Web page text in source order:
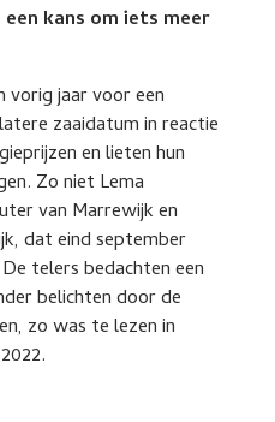
kans om iets meer
jaar voor een
zaaidatum in reactie
en lieten hun
Zo niet Lema
van Marrewijk en
dat eind september
telers bedachten een
belichten door de
zo was te lezen in